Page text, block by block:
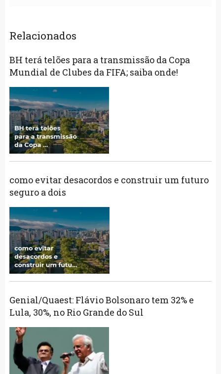
Relacionados
BH terá telões para a transmissão da Copa
Mundial de Clubes da FIFA; saiba onde!
como evitar desacordos e construir um futuro
seguro a dois
Genial/Quaest: Flávio Bolsonaro tem 32% e
Lula, 30%, no Rio Grande do Sul